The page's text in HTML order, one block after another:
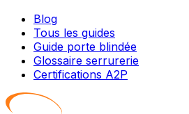
Blog
Tous les guides
Guide porte blindée
Glossaire serrurerie
Certifications A2P